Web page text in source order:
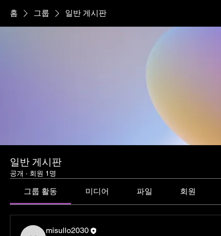
홈 그룹 일반 게시판
일반 게시판
공개 · 회원 1명
그룹 활동 미디어 파일 회원
misullo2030